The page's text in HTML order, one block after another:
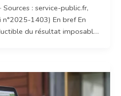
Sources : service-public.fr,
n°2025-1403) En bref En
du résultat imposable,
Le salaire ouvre des
maladie et aux